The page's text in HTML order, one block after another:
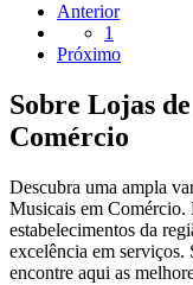
Anterior
1
Próximo
Sobre Lojas
Comércio
Descubra uma ampla
Musicais em Comércio.
estabelecimentos da
excelência em
encontre aqui as